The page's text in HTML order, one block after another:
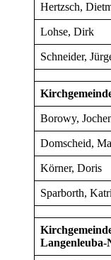
Hertzsch,
Lohse, Dirk
Schneider,
Borowy,
Domscheid,
Körner, Doris
Sparborth,
Langenleuba-